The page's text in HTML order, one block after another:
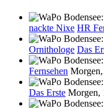
nackte Nixe HR
Ornithologe Das
Fernsehen
Das Erste Morgen,